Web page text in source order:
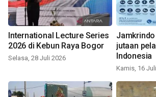
International Lecture Series
2026 di Kebun Raya Bogor
Selasa, 28 Juli 2026
jutaan
Indonesia
Kamis, 16